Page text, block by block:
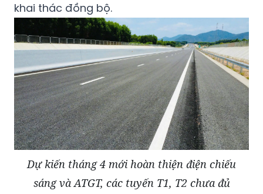
khai thác đồng bộ.
Dự kiến tháng 4 mới hoàn thiện điện chiếu
sáng và ATGT, các tuyến T1, T2 chưa đủ